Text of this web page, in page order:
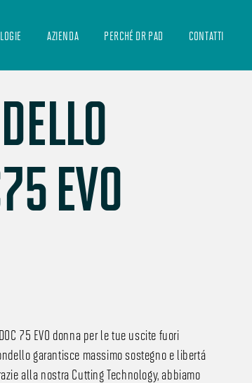
AZIENDA PERCHÉ DR PAD CONTATTI
EVO
75 EVO donna per le tue uscite fuori
garantisce massimo sostegno e libertà
alla nostra Cutting Technology, abbiamo